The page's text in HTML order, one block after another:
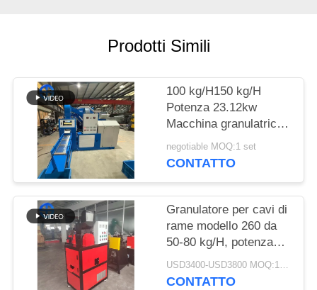
RICHIEDERE
PREVENTIVO
MAPPA
DEL
SITO
INFORMATIVA
SULLA
PRIVACY
Prodotti Simili
100 kg/H150 kg/H
Potenza 23.12kw
Macchina granulatrice
di filo di rame Purezza
99%
negotiable MOQ:1 set
CONTATTO
Granulatore per cavi di
rame modello 260 da
50-80 kg/H, potenza
5,7 kW
USD3400-USD3800 MOQ:1 set
CONTATTO